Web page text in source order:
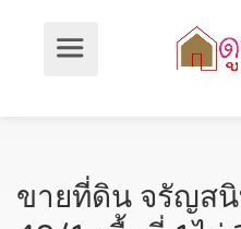
ขายที่ดิน จรัญส